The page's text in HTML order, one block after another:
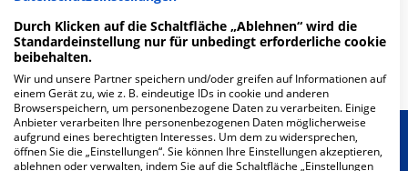
WeitereFachabteilungen 3
Mehr Informationen
Besondere Merkmale
Durch Klicken auf die Schaltfläche „Ablehnen“ wird die
Standardeinstellung nur für unbedingt erforderliche cookie
beibehalten.
Wir und unsere Partner speichern und/oder greifen auf Informationen auf
einem Gerät zu, wie z. B. eindeutige IDs in cookie und anderen
Browserspeichern, um personenbezogene Daten zu verarbeiten. Einige
Anbieter verarbeiten Ihre personenbezogenen Daten möglicherweise
aufgrund eines berechtigten Interesses. Um dem zu widersprechen,
öffnen Sie die „Einstellungen“. Sie können Ihre Einstellungen akzeptieren,
ablehnen oder verwalten, indem Sie auf die Schaltfläche „Einstellungen